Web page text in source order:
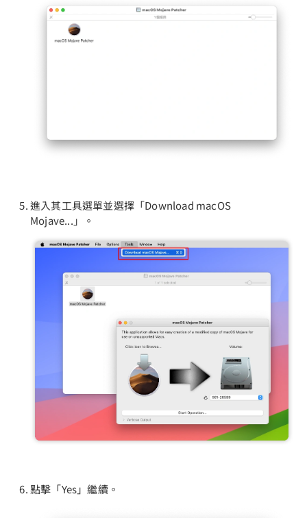
進入其工具選單並選擇「Download macOS
Mojave...」。
點擊「Yes」繼續。